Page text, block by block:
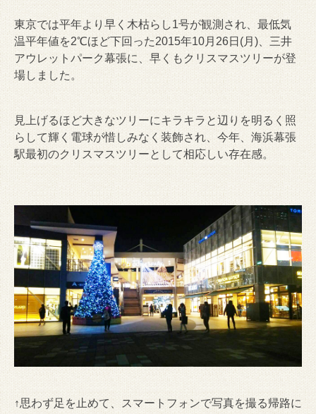
東京では平年より早く木枯らし1号が観測され、最低気
温平年値を2℃ほど下回った2015年10月26日(月)、三井
アウレットパーク幕張に、早くもクリスマスツリーが登
場しました。
見上げるほど大きなツリーにキラキラと辺りを明るく照
らして輝く電球が惜しみなく装飾され、今年、海浜幕張
駅最初のクリスマスツリーとして相応しい存在感。
↑思わず足を止めて、スマートフォンで写真を撮る帰路に